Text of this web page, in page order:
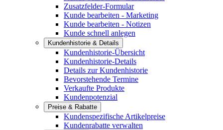
Zusatzfelder-Formular
Kunde bearbeiten - Marketing
Kunde bearbeiten - Notizen
Kunde schnell anlegen
Kundenhistorie & Details
Kundenhistorie-Übersicht
Kundenhistorie-Details
Details zur Kundenhistorie
Bevorstehende Termine
Verkaufte Produkte
Kundenpotenzial
Preise & Rabatte
Kundenspezifische Artikelpreise
Kundenrabatte verwalten